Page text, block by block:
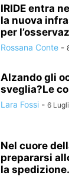
IRIDE entra
la nuova
per
Rossana Conte -
Alzando gli
sveglia?Le
Lara Fossi - 6
Nel cuore
prepararsi
la